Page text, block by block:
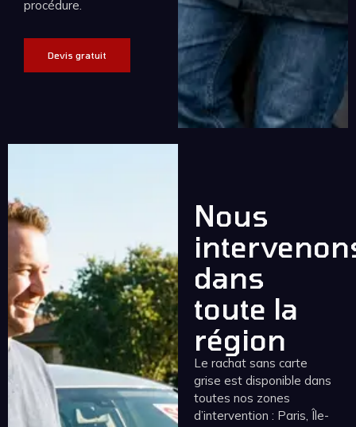
procédure.
Devis gratuit
Nous
dans
toute la
région
Le rachat sans carte
grise est disponible dans
toutes nos zones
d’intervention : Paris, Île-